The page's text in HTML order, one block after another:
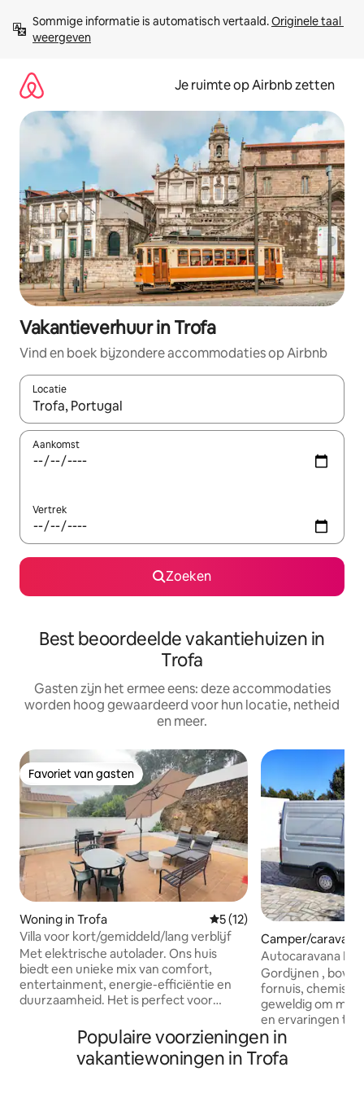
direct
naar
Sommige informatie is automatisch vertaald. Originele taal
weergeven
Je ruimte op Airbnb zetten
Vakantieverhuur in Trofa
Vind en boek bijzondere accommodaties op Airbnb
Locatie
Wanneer er suggesties beschikbaar zijn, maak je een keuze
Aankomst
Vertrek
Zoeken
Best beoordeelde vakantiehuizen in
Trofa
Gasten zijn het ermee eens: deze accommodaties
worden hoog gewaardeerd voor hun locatie, netheid
en meer.
Favoriet van gasten
Favoriet van gasten
Woning in Trofa Gemiddelde beoordeling
5 (12)
Villa voor kort/gemiddeld/lang verblijf
Met elektrische autolader. Ons huis
biedt een unieke mix van comfort,
entertainment, energie-efficiëntie en
duurzaamheid. Het is perfect voor
hoogwaardige levensstijl in een van de
beste gebieden van Trofa. Het ruime
interieur, de moderne voorzieningen en
Camper/caravan
Autocaravana
ZITPLAATSEN.
Gordijnen ,
fornuis,
geweldig om
en ervaringen te
geval van een
waarin deze niet
alleen
Populaire voorzieningen in
vakantiewoningen in Trofa